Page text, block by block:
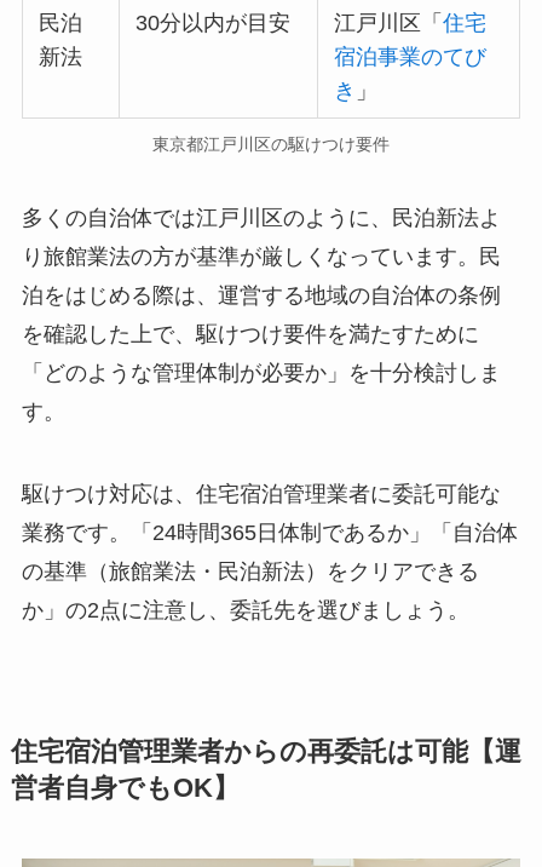
民泊
新法
30分以内が目安 江戸川区「住宅
宿泊事業のてび
き 」
東京都江戸川区の駆けつけ要件
多くの自治体では江戸川区のように、民泊新法よ
り旅館業法の方が基準が厳しくなっています。民
泊をはじめる際は、運営する地域の自治体の条例
を確認した上で、駆けつけ要件を満たすために
「どのような管理体制が必要か」を十分検討しま
す。
駆けつけ対応は、住宅宿泊管理業者に委託可能な
業務です。「24時間365日体制であるか」「自治体
の基準（旅館業法・民泊新法）をクリアできる
か」の2点に注意し、委託先を選びましょう。
住宅宿泊管理業者からの再委託は可能【運
営者自身でもOK】